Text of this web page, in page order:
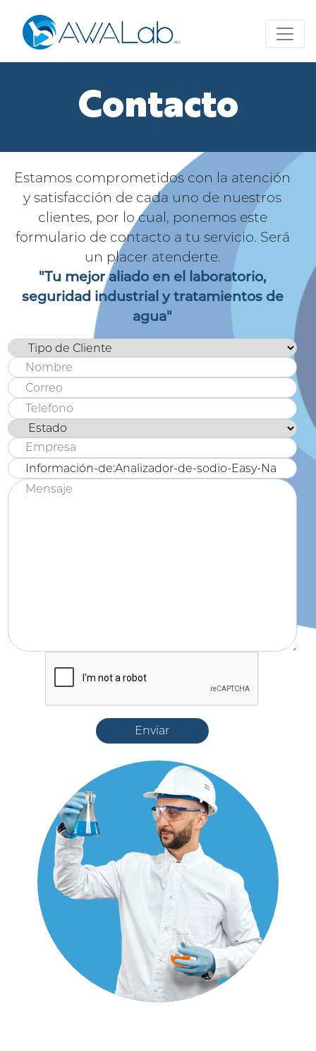
Contacto
Estamos comprometidos con la atención
y satisfacción de cada uno de nuestros
clientes, por lo cual, ponemos este
formulario de contacto a tu servicio. Será
un placer atenderte.
"Tu mejor aliado en el laboratorio,
seguridad industrial y tratamientos de
agua"
Enviar